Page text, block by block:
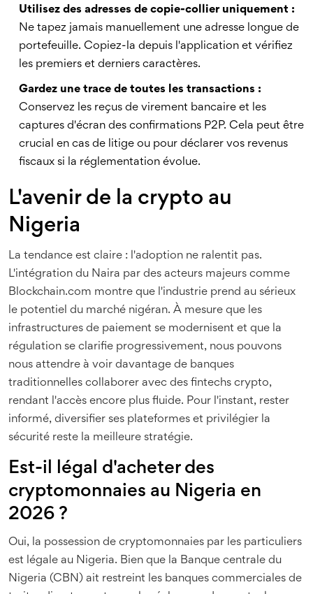
Utilisez des adresses de copie-collier uniquement :
Ne tapez jamais manuellement une adresse longue de
portefeuille. Copiez-la depuis l'application et vérifiez
les premiers et derniers caractères.
Gardez une trace de toutes les transactions :
Conservez les reçus de virement bancaire et les
captures d'écran des confirmations P2P. Cela peut être
crucial en cas de litige ou pour déclarer vos revenus
fiscaux si la réglementation évolue.
L'avenir de la crypto au
Nigeria
La tendance est claire : l'adoption ne ralentit pas.
L'intégration du Naira par des acteurs majeurs comme
Blockchain.com montre que l'industrie prend au sérieux
le potentiel du marché nigéran. À mesure que les
infrastructures de paiement se modernisent et que la
régulation se clarifie progressivement, nous pouvons
nous attendre à voir davantage de banques
traditionnelles collaborer avec des fintechs crypto,
rendant l'accès encore plus fluide. Pour l'instant, rester
informé, diversifier ses plateformes et privilégier la
sécurité reste la meilleure stratégie.
Est-il légal d'acheter des
cryptomonnaies au Nigeria en
2026 ?
Oui, la possession de cryptomonnaies par les particuliers
est légale au Nigeria. Bien que la Banque centrale du
Nigeria (CBN) ait restreint les banques commerciales de